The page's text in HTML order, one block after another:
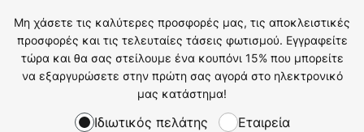
Μη χάσετε τις καλύτερες προσφορές μας, τις αποκλειστικές
προσφορές και τις τελευταίες τάσεις φωτισμού. Εγγραφείτε
τώρα και θα σας στείλουμε ένα κουπόνι 15% που μπορείτε
να εξαργυρώσετε στην πρώτη σας αγορά στο ηλεκτρονικό
μας κατάστημα!
Ιδιωτικός πελάτης Εταιρεία